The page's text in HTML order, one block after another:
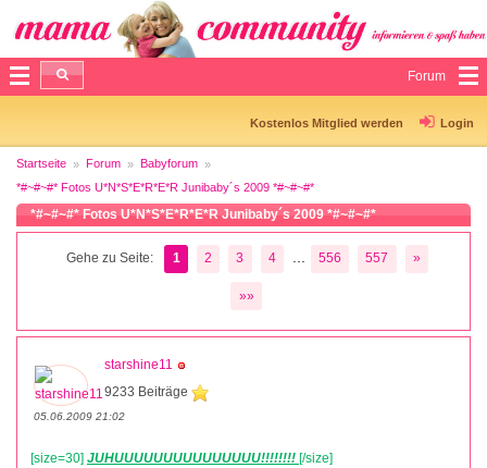
Forum
Kostenlos Mitglied werden Login
Startseite Forum
Babyforum
*#~#~#* Fotos U*N*S*E*R*E*R Junibaby´s 2009 *#~#~#*
*#~#~#* Fotos U*N*S*E*R*E*R Junibaby´s 2009 *#~#~#*
Gehe zu Seite: 1 2 3 4 556 557 »
»»
starshine11
9233 Beiträge
05.06.2009 21:02
[size=30] JUHUUUUUUUUUUUUUUU!!!!!!!! [/size]